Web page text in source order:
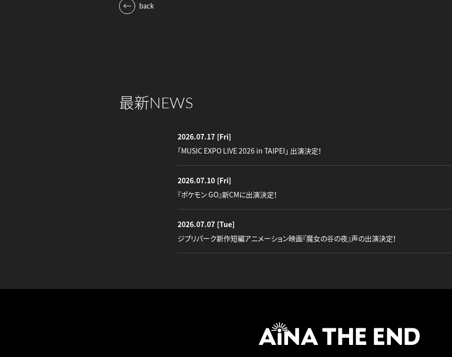
back
最新NEWS
2026.07.17 [Fri]
「MUSIC EXPO LIVE 2026 in TAIPEI」 出演決定！
2026.07.10 [Fri]
『ポケモン GO』新CMに出演決定！
2026.07.07 [Tue]
ジブリパーク新作短編アニメーション映画『魔女の谷の夜』声の出演決定！